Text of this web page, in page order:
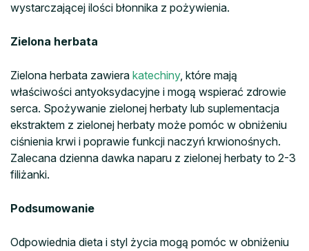
wystarczającej ilości błonnika z pożywienia.
Zielona herbata
Zielona herbata zawiera katechiny, które mają
właściwości antyoksydacyjne i mogą wspierać zdrowie
serca. Spożywanie zielonej herbaty lub suplementacja
ekstraktem z zielonej herbaty może pomóc w obniżeniu
ciśnienia krwi i poprawie funkcji naczyń krwionośnych.
Zalecana dzienna dawka naparu z zielonej herbaty to 2-3
filiżanki.
Podsumowanie
Odpowiednia dieta i styl życia mogą pomóc w obniżeniu